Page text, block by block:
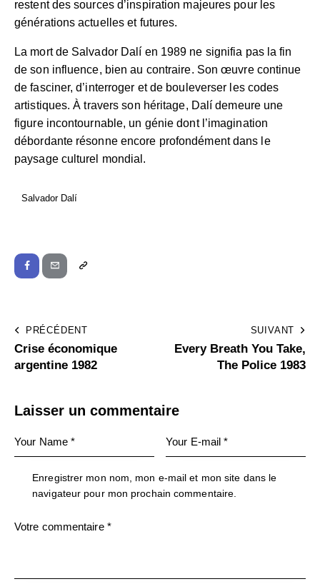
restent des sources d’inspiration majeures pour les
générations actuelles et futures.
La mort de Salvador Dalí en 1989 ne signifia pas la fin
de son influence, bien au contraire. Son œuvre continue
de fasciner, d’interroger et de bouleverser les codes
artistiques. À travers son héritage, Dalí demeure une
figure incontournable, un génie dont l’imagination
débordante résonne encore profondément dans le
paysage culturel mondial.
Salvador Dalí
PRÉCÉDENT
Crise économique
argentine 1982
SUIVANT
Every Breath You Take,
The Police 1983
Laisser un commentaire
Enregistrer mon nom, mon e-mail et mon site dans le
navigateur pour mon prochain commentaire.